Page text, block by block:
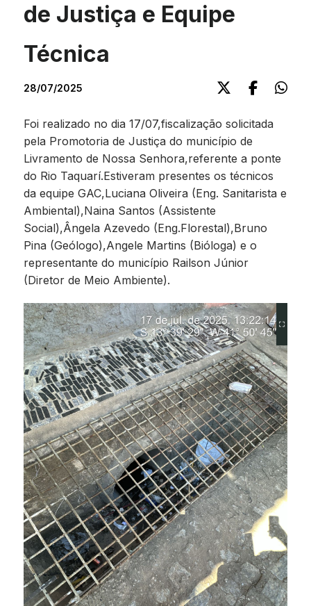
de Justiça e Equipe
Técnica
28/07/2025
Foi realizado no dia 17/07,fiscalização solicitada
pela Promotoria de Justiça do município de
Livramento de Nossa Senhora,referente a ponte
do Rio Taquarí.Estiveram presentes os técnicos
da equipe GAC,Luciana Oliveira (Eng. Sanitarista e
Ambiental),Naina Santos (Assistente
Social),Ângela Azevedo (Eng.Florestal),Bruno
Pina (Geólogo),Angele Martins (Bióloga) e o
representante do município Railson Júnior
(Diretor de Meio Ambiente).